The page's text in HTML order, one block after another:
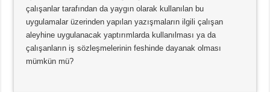
çalışanlar tarafından da yaygın olarak kullanılan bu
uygulamalar üzerinden yapılan yazışmaların ilgili çalışan
aleyhine uygulanacak yaptırımlarda kullanılması ya da
çalışanların iş sözleşmelerinin feshinde dayanak olması
mümkün mü?